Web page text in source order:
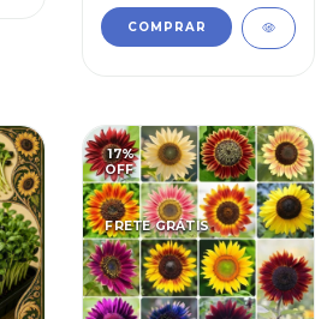
17%
OFF
FRETE GRÁTIS